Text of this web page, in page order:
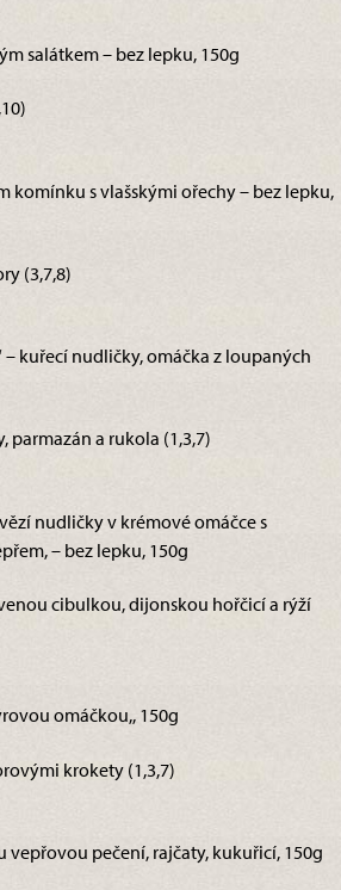
salátkem – bez lepku, 150g
komínku s vlašskými ořechy – bez lepku,
(3,7,8)
– kuřecí nudličky, omáčka z loupaných
parmazán a rukola (1,3,7)
nudličky v krémové omáčce s
– bez lepku, 150g
cibulkou, dijonskou hořčicí a rýží
omáčkou,, 150g
krokety (1,3,7)
vepřovou pečení, rajčaty, kukuřicí, 150g